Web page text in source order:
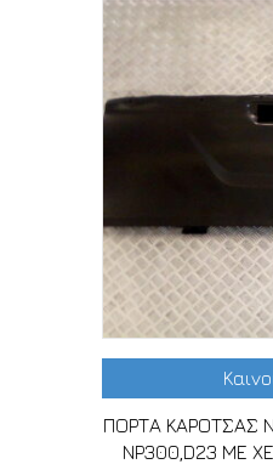
ΠΟΡΤΑ ΚΑΡΟΤΣΑΣ
NP300,D23 ΜΕ